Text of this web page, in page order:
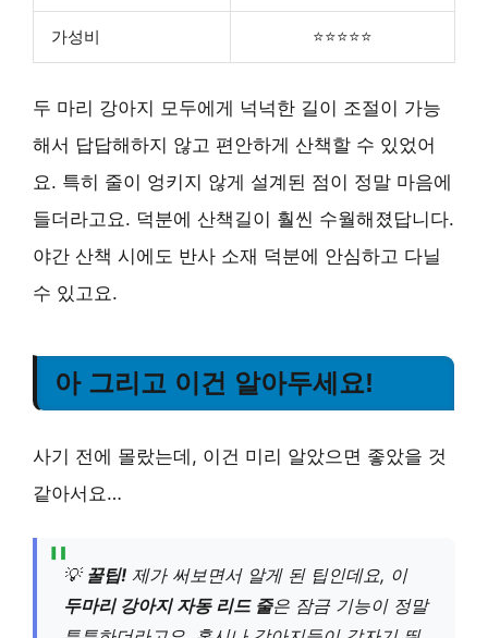
가성비 ⭐⭐⭐⭐⭐
두 마리 강아지 모두에게 넉넉한 길이 조절이 가능
해서 답답해하지 않고 편안하게 산책할 수 있었어
요. 특히 줄이 엉키지 않게 설계된 점이 정말 마음에
들더라고요. 덕분에 산책길이 훨씬 수월해졌답니다.
야간 산책 시에도 반사 소재 덕분에 안심하고 다닐
수 있고요.
아 그리고 이건 알아두세요!
사기 전에 몰랐는데, 이건 미리 알았으면 좋았을 것
같아서요…
💡 꿀팁! 제가 써보면서 알게 된 팁인데요, 이
두마리 강아지 자동 리드 줄은 잠금 기능이 정말